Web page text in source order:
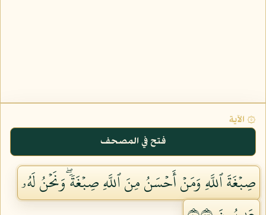
۞ الآية
فتح في المصحف
صِبۡغَةَ ٱللَّهِ وَمَنۡ أَحۡسَنُ مِنَ ٱللَّهِ صِبۡغَةٗۖ وَنَحۡنُ لَهُۥ